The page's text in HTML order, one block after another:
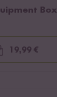
Box
Loading...
19,99 €